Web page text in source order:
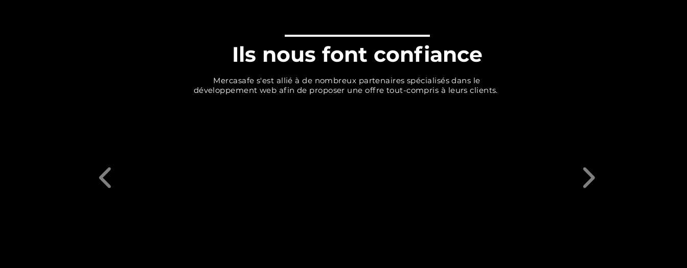
Ils nous font confiance
Mercasafe s'est allié à de nombreux partenaires spécialisés dans le
développement web afin de proposer une offre tout-compris à leurs clients.